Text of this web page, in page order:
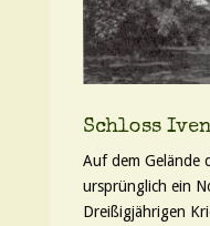
Schloss
Auf dem Gelände
ursprünglich ein
Dreißigjährigen